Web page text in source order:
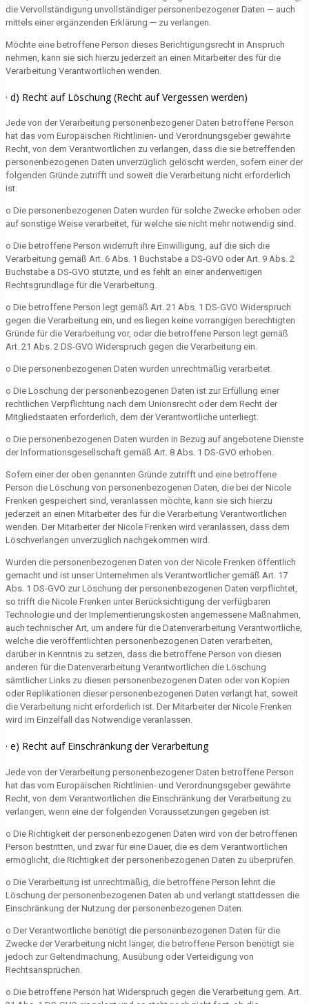
die Vervollständigung unvollständiger personenbezogener Daten — auch
mittels einer ergänzenden Erklärung — zu verlangen.
Möchte eine betroffene Person dieses Berichtigungsrecht in Anspruch
nehmen, kann sie sich hierzu jederzeit an einen Mitarbeiter des für die
Verarbeitung Verantwortlichen wenden.
· d) Recht auf Löschung (Recht auf Vergessen werden)
Jede von der Verarbeitung personenbezogener Daten betroffene Person
hat das vom Europäischen Richtlinien- und Verordnungsgeber gewährte
Recht, von dem Verantwortlichen zu verlangen, dass die sie betreffenden
personenbezogenen Daten unverzüglich gelöscht werden, sofern einer der
folgenden Gründe zutrifft und soweit die Verarbeitung nicht erforderlich
ist:
o Die personenbezogenen Daten wurden für solche Zwecke erhoben oder
auf sonstige Weise verarbeitet, für welche sie nicht mehr notwendig sind.
o Die betroffene Person widerruft ihre Einwilligung, auf die sich die
Verarbeitung gemäß Art. 6 Abs. 1 Buchstabe a DS-GVO oder Art. 9 Abs. 2
Buchstabe a DS-GVO stützte, und es fehlt an einer anderweitigen
Rechtsgrundlage für die Verarbeitung.
o Die betroffene Person legt gemäß Art. 21 Abs. 1 DS-GVO Widerspruch
gegen die Verarbeitung ein, und es liegen keine vorrangigen berechtigten
Gründe für die Verarbeitung vor, oder die betroffene Person legt gemäß
Art. 21 Abs. 2 DS-GVO Widerspruch gegen die Verarbeitung ein.
o Die personenbezogenen Daten wurden unrechtmäßig verarbeitet.
o Die Löschung der personenbezogenen Daten ist zur Erfüllung einer
rechtlichen Verpflichtung nach dem Unionsrecht oder dem Recht der
Mitgliedstaaten erforderlich, dem der Verantwortliche unterliegt.
o Die personenbezogenen Daten wurden in Bezug auf angebotene Dienste
der Informationsgesellschaft gemäß Art. 8 Abs. 1 DS-GVO erhoben.
Sofern einer der oben genannten Gründe zutrifft und eine betroffene
Person die Löschung von personenbezogenen Daten, die bei der Nicole
Frenken gespeichert sind, veranlassen möchte, kann sie sich hierzu
jederzeit an einen Mitarbeiter des für die Verarbeitung Verantwortlichen
wenden. Der Mitarbeiter der Nicole Frenken wird veranlassen, dass dem
Löschverlangen unverzüglich nachgekommen wird.
Wurden die personenbezogenen Daten von der Nicole Frenken öffentlich
gemacht und ist unser Unternehmen als Verantwortlicher gemäß Art. 17
Abs. 1 DS-GVO zur Löschung der personenbezogenen Daten verpflichtet,
so trifft die Nicole Frenken unter Berücksichtigung der verfügbaren
Technologie und der Implementierungskosten angemessene Maßnahmen,
auch technischer Art, um andere für die Datenverarbeitung Verantwortliche,
welche die veröffentlichten personenbezogenen Daten verarbeiten,
darüber in Kenntnis zu setzen, dass die betroffene Person von diesen
anderen für die Datenverarbeitung Verantwortlichen die Löschung
sämtlicher Links zu diesen personenbezogenen Daten oder von Kopien
oder Replikationen dieser personenbezogenen Daten verlangt hat, soweit
die Verarbeitung nicht erforderlich ist. Der Mitarbeiter der Nicole Frenken
wird im Einzelfall das Notwendige veranlassen.
· e) Recht auf Einschränkung der Verarbeitung
Jede von der Verarbeitung personenbezogener Daten betroffene Person
hat das vom Europäischen Richtlinien- und Verordnungsgeber gewährte
Recht, von dem Verantwortlichen die Einschränkung der Verarbeitung zu
verlangen, wenn eine der folgenden Voraussetzungen gegeben ist:
o Die Richtigkeit der personenbezogenen Daten wird von der betroffenen
Person bestritten, und zwar für eine Dauer, die es dem Verantwortlichen
ermöglicht, die Richtigkeit der personenbezogenen Daten zu überprüfen.
o Die Verarbeitung ist unrechtmäßig, die betroffene Person lehnt die
Löschung der personenbezogenen Daten ab und verlangt stattdessen die
Einschränkung der Nutzung der personenbezogenen Daten.
o Der Verantwortliche benötigt die personenbezogenen Daten für die
Zwecke der Verarbeitung nicht länger, die betroffene Person benötigt sie
jedoch zur Geltendmachung, Ausübung oder Verteidigung von
Rechtsansprüchen.
o Die betroffene Person hat Widerspruch gegen die Verarbeitung gem. Art.